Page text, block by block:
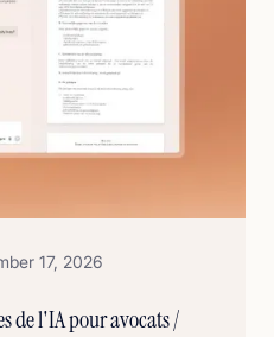
17, 2026
de l'IA pour avocats /